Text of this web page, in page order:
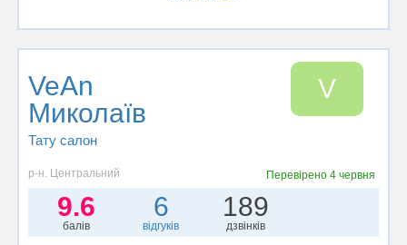
VeAn
Миколаїв
Тату салон
V
р-н. Центральний Перевірено 4 червня
9.6
балів
6
відгуків
189
дзвінків